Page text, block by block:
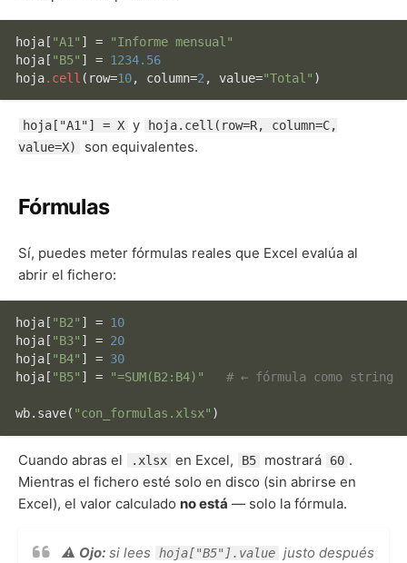
hoja [ "A1" ] =
"Informe mensual"
hoja [ "B5" ] = 1234.56
hoja.cell (row=10, column=2 , value="Total"
hoja["A1"] = X y
hoja.cell(row=R, column=C,
value=X)
son equivalentes.
Fórmulas
Sí, puedes meter fórmulas reales que Excel evalúa al
abrir el fichero:
hoja[ "B2" ] = 10
hoja[ "B3" ] = 20
hoja[ "B4" ] = 30
hoja[ "B5" ] = "=SUM(B2:B4)" # ← fórmula como string
wb.save( "con_formulas.xlsx"
Cuando abras el .xlsx en Excel, B5 mostrará 60 .
Mientras el fichero esté solo en disco (sin abrirse en
Excel), el valor calculado no está — solo la fórmula.
⚠️ Ojo: si lees hoja["B5"].value justo después